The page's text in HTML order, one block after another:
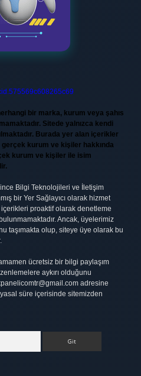
bir marka, kurum veya şahıs
Sitede yalnızca kendi
Burada yer alan içerikler
gerçek kurum ve kişiler hakkında
kurum ve kişiler ile isim
Bilgi Teknolojileri ve İletişim
bir Yer Sağlayıcı olarak hizmet
proaktif olarak denetleme
Ancak, üyelerimiz
taşımakta olup, siteye üye olarak bu
ücretsiz bir bilgi paylaşım
aykırı olduğunu
adresine
süre içerisinde sitemizden